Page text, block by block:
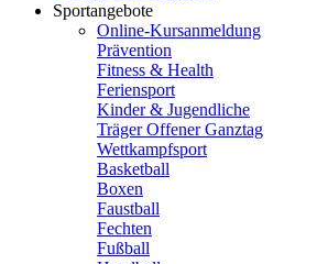
Sportangebote
Online-Kursanmeldung
Prävention
Fitness & Health
Feriensport
Kinder & Jugendliche
Träger Offener Ganztag
Wettkampfsport
Basketball
Boxen
Faustball
Fechten
Fußball